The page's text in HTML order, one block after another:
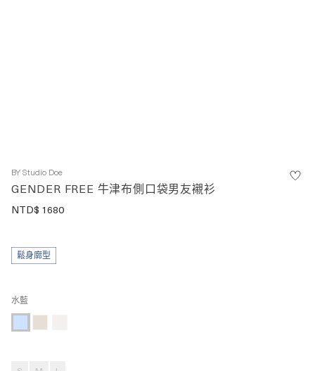
BY Studio Doe
GENDER FREE 牛津布側口袋男友襯衫
NTD$ 1680
鬆身廓型
水藍